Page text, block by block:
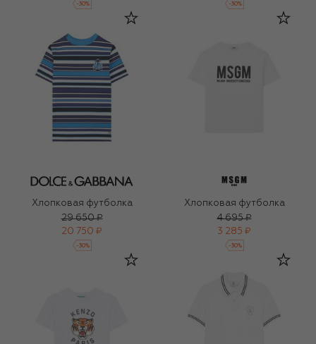
-30% -30%
Хлопковая футболка
29 650 ₽
20 750 ₽
-30%
Хлопковая футболка
4 695 ₽
3 285 ₽
-30%